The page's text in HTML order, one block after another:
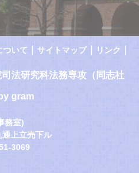
ついて サイトマップ｜ リンク
法研究科法務専攻（同志社
gram
務室)
上立売下ル
3069